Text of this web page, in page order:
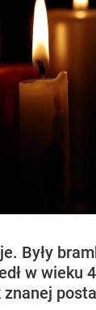
Były
w wieku